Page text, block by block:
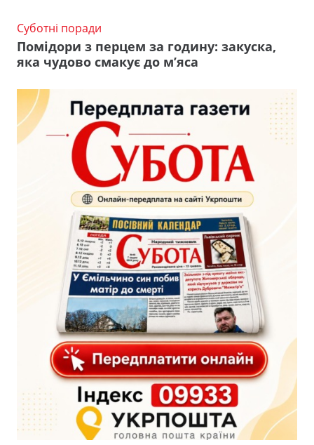
Суботні поради
Помідори з перцем за годину: закуска,
яка чудово смакує до м’яса